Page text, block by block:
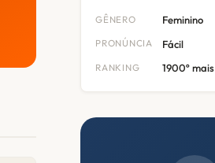
GÊNERO Feminino
PRONÚNCIA Fácil
RANKING 1900º